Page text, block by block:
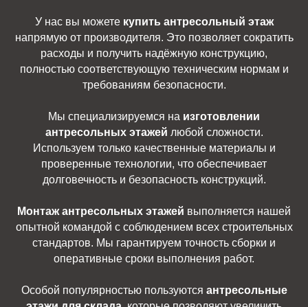
У нас вы можете купить антресольный этаж
напрямую от производителя. Это позволяет сократить
расходы и получить надёжную конструкцию,
полностью соответствующую техническим нормам и
требованиям безопасности.
Мы специализируемся на изготовлении
антресольных этажей любой сложности.
Используем только качественные материалы и
проверенные технологии, что обеспечивает
долговечность и безопасность конструкций.
Монтаж антресольных этажей выполняется нашей
опытной командой с соблюдением всех строительных
стандартов. Мы гарантируем точность сборки и
оперативные сроки выполнения работ.
Особой популярностью пользуются антресольные